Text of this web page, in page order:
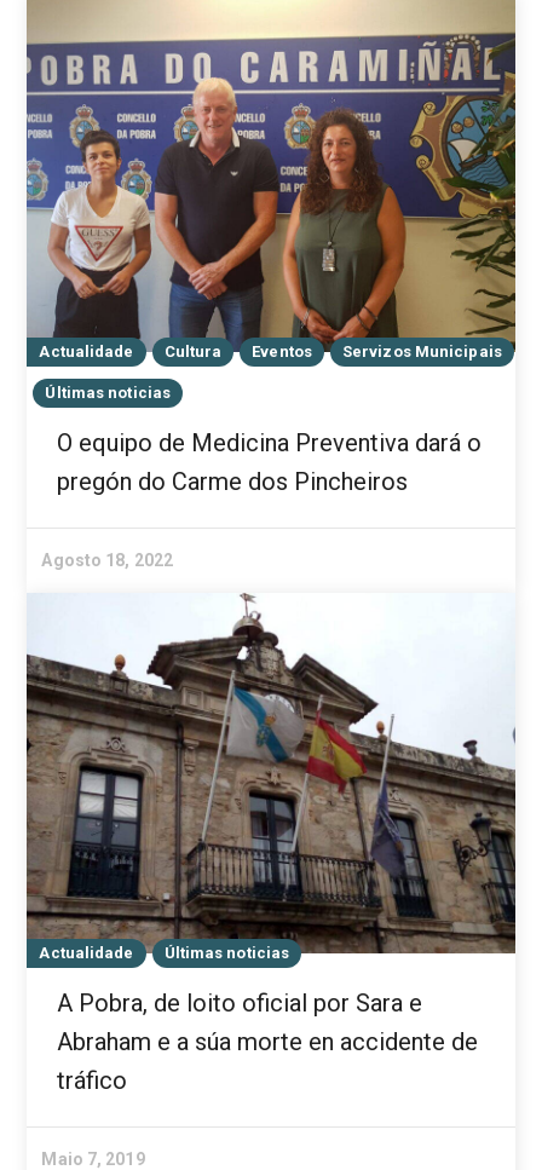
Actualidade Cultura Eventos Servizos Municipais
Últimas noticias
O equipo de Medicina Preventiva dará o
pregón do Carme dos Pincheiros
Agosto 18, 2022
Actualidade Últimas noticias
A Pobra, de loito oficial por Sara e
Abraham e a súa morte en accidente de
tráfico
Maio 7, 2019